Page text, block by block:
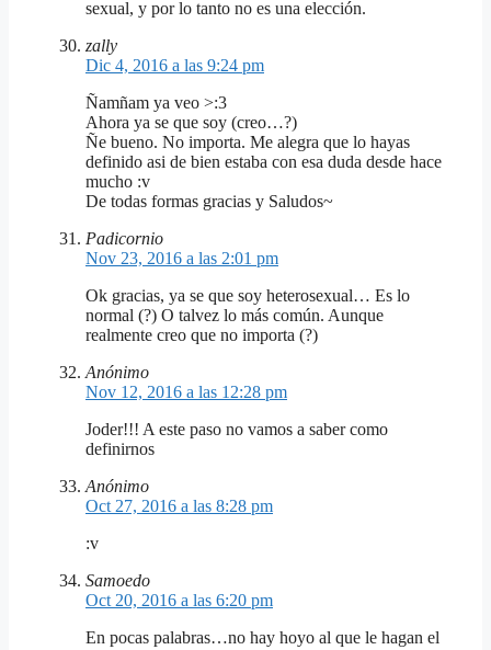
sexual, y por lo tanto no es una elección.
zally
Dic 4, 2016 a las 9:24 pm
Ñamñam ya veo >:3
Ahora ya se que soy (creo…?)
Ñe bueno. No importa. Me alegra que lo hayas
definido asi de bien estaba con esa duda desde hace
mucho :v
De todas formas gracias y Saludos~
Padicornio
Nov 23, 2016 a las 2:01 pm
Ok gracias, ya se que soy heterosexual… Es lo
normal (?) O talvez lo más común. Aunque
realmente creo que no importa (?)
Anónimo
Nov 12, 2016 a las 12:28 pm
Joder!!! A este paso no vamos a saber como
definirnos
Anónimo
Oct 27, 2016 a las 8:28 pm
:v
Samoedo
Oct 20, 2016 a las 6:20 pm
En pocas palabras…no hay hoyo al que le hagan el